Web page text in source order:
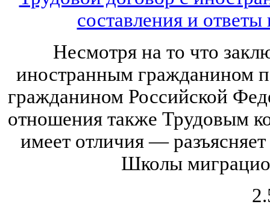
составления и
Несмотря на то что
иностранным гражданином
гражданином Российской
отношения также Трудовым
имеет отличия —
Школы